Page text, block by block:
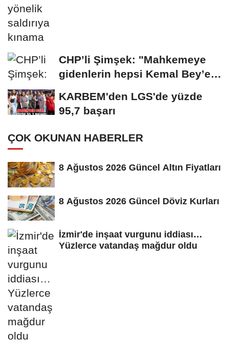
CHP’li Şimşek: "Mahkemeye
gidenlerin hepsi Kemal Bey’e
KARBEM'den LGS'de yüzde
95,7 başarı
ÇOK OKUNAN HABERLER
8 Ağustos 2026 Güncel Altın Fiyatları
8 Ağustos 2026 Güncel Döviz Kurları
İzmir'de inşaat vurgunu iddiası…
Yüzlerce vatandaş mağdur oldu